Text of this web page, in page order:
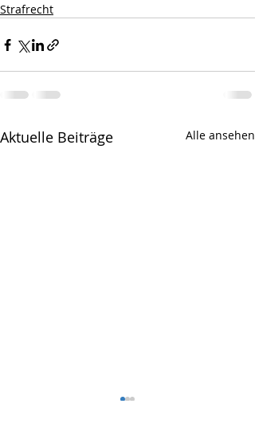
Strafrecht
Aktuelle Beiträge Alle ansehen